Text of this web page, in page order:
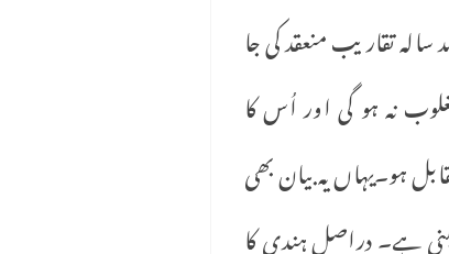
تقاریب منعقد کی جا
نہ ہو گی اور اُس کا
ہو۔یہاں یہ بیان بھی
ہے۔ دراصل ہندی کا